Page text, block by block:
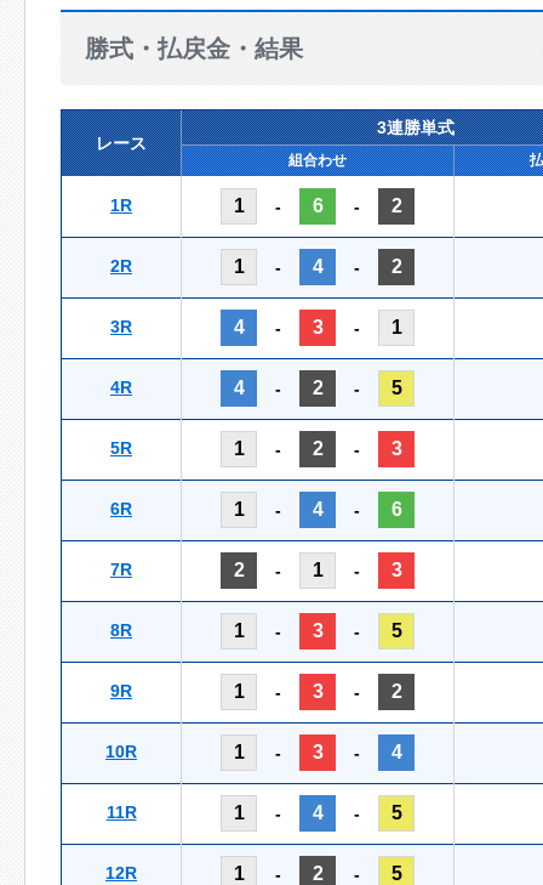
勝式・払戻金・結果
レース
3連勝単式
組合わせ
1R 1 - 6 - 2
2R 1 - 4 - 2
3R 4 - 3 - 1
4R 4 - 2 - 5
5R 1 - 2 - 3
6R 1 - 4 - 6
7R 2 - 1 - 3
8R 1 - 3 - 5
9R 1 - 3 - 2
10R 1 - 3 - 4
11R 1 - 4 - 5
12R 1 - 2 - 5